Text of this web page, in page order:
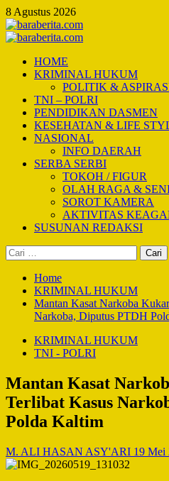
Skip
to
content
8 Agustus 2026
Primary
HOME
KRIMINAL HUKUM
POLITIK &
TNI – POLRI
PENDIDIKAN DASMEN
KESEHATAN & LIFE
NASIONAL
INFO DAERAH
SERBA SERBI
TOKOH / FIGUR
OLAH RAGA &
SOROT KAMERA
AKTIVITAS
SUSUNAN REDAKSI
Cari
untuk:
Home
KRIMINAL HUKUM
Mantan Kasat Narkoba
Narkoba, Diputus PTDH
KRIMINAL HUKUM
TNI - POLRI
Mantan Kasat
Terlibat Kasus
Polda Kaltim
M. ALI HASAN ASY'ARI 19 Mei